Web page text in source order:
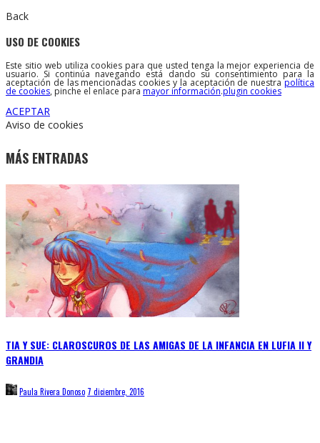
Back
USO DE COOKIES
Este sitio web utiliza cookies para que usted tenga la mejor experiencia de
usuario. Si continúa navegando está dando su consentimiento para la
aceptación de las mencionadas cookies y la aceptación de nuestrapolítica
de cookies, pinche el enlace para mayor información.plugin cookies
ACEPTAR
Aviso de cookies
MÁS ENTRADAS
TIA Y SUE: CLAROSCUROS DE LAS AMIGAS DE LA INFANCIA EN LUFIA II Y
GRANDIA
Paula Rivera Donoso 7 diciembre, 2016